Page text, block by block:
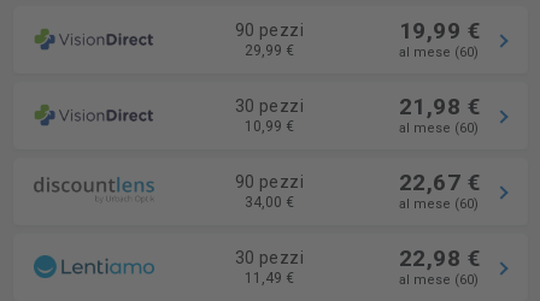
90 pezzi
29,99 €
19,99 €
al mese (60)
30 pezzi
10,99 €
21,98 €
al mese (60)
90 pezzi
34,00 €
22,67 €
al mese (60)
30 pezzi
11,49 €
22,98 €
al mese (60)